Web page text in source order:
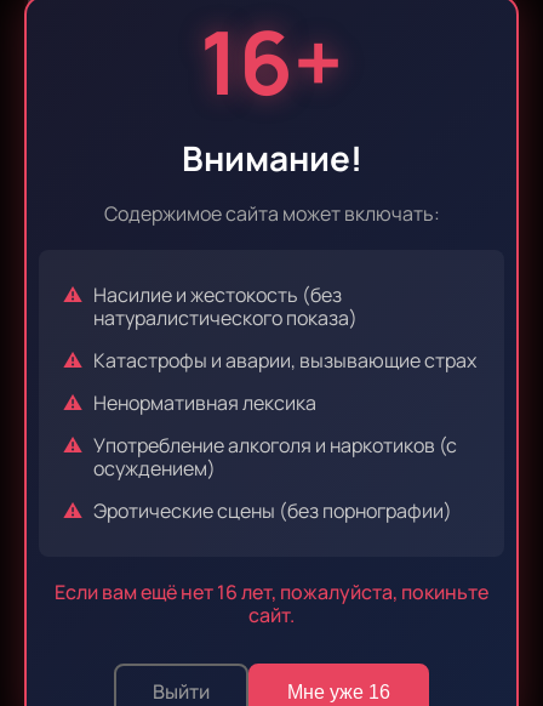
16+
Внимание!
Содержимое сайта может включать:
Насилие и жестокость (без
натуралистического показа)
Катастрофы и аварии, вызывающие страх
Ненормативная лексика
Употребление алкоголя и наркотиков (с
осуждением)
Эротические сцены (без порнографии)
Если вам ещё нет 16 лет, пожалуйста, покиньте
сайт.
Выйти Мне уже 16
Эпизод 6
Эпизод 7 Эпизод 8
Эпизод 13